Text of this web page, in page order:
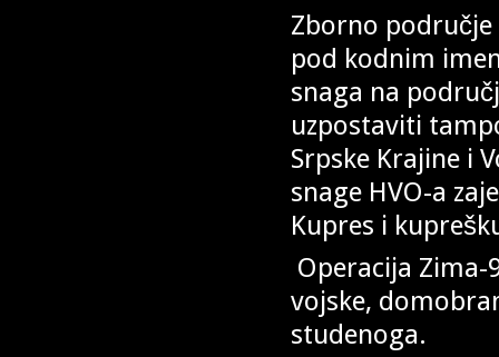
Zborno
pod kodnim
snaga na
uzpostaviti
Srpske Krajine i
snage HVO-a
Kupres i
Operacija Zima-
vojske,
studenoga.